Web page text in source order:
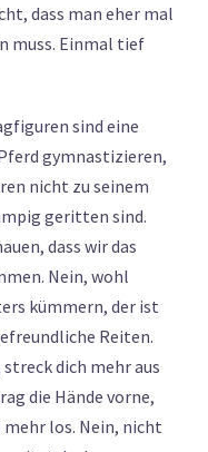
dass man eher mal
muss. Einmal tief
sind eine
gymnastizieren,
nicht zu seinem
geritten sind.
dass wir das
Nein, wohl
kümmern, der ist
Reiten.
dich mehr aus
die Hände vorne,
los. Nein, nicht